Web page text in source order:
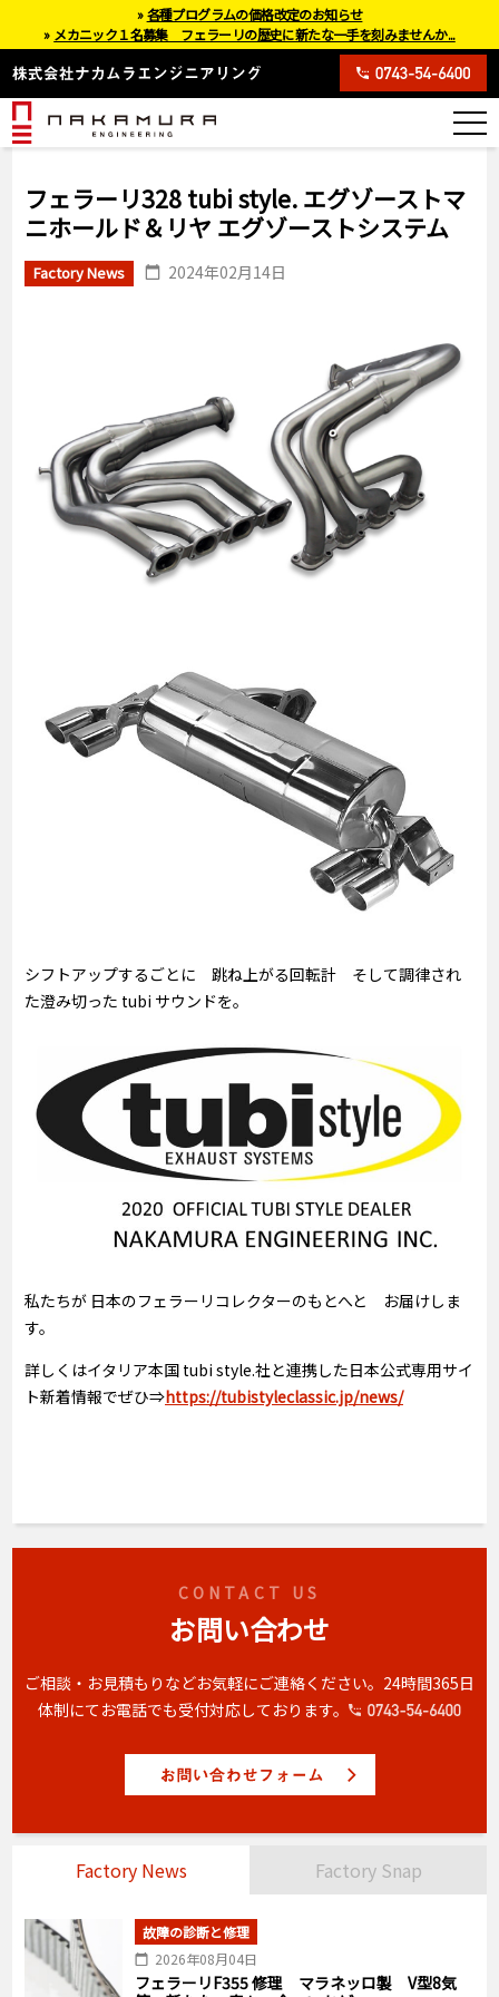
フェラーリ328 tubi style. エグゾーストマ
ニホールド＆リヤ エグゾーストシステム
Factory News 2024年02月14日
シフトアップするごとに 跳ね上がる回転計 そして調律され
た澄み切った tubi サウンドを。
私たちが 日本のフェラーリコレクターのもとへと お届けしま
す。
詳しくはイタリア本国 tubi style.社と連携した日本公式専用サイ
ト新着情報でぜひ⇒https://tubistyleclassic.jp/news/
CONTACT US
お問い合わせ
ご相談・お見積もりなどお気軽にご連絡ください。 24時間365日
体制にてお電話でも受付対応しております。
Factory News Factory Snap
故障の診断と修理
2026年08月04日
フェラーリF355 修理 マラネッロ製 V型8気
»各種プログラムの価格改定のお知らせ
» メカニック１名募集 フェラーリの歴史に新たな一手を刻みませんか...